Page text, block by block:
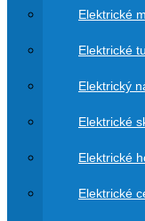
Elektrické
Elektrické
Elektrický
Elektrické
Elektrické
Elektrické